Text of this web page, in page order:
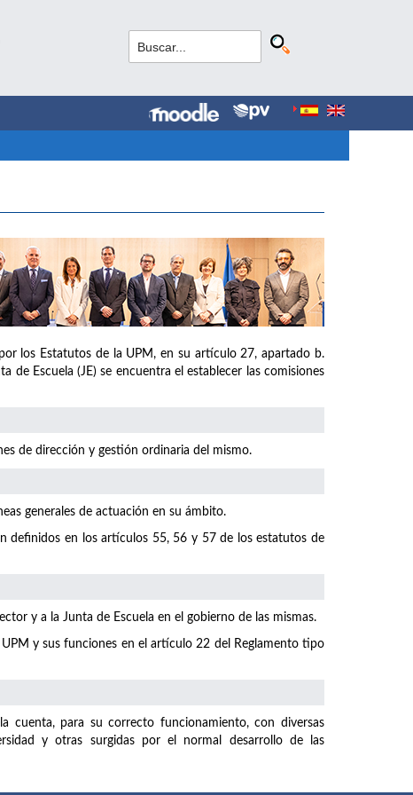
los Estatutos de la UPM, en su artículo 27, apartado b.
Escuela (JE) se encuentra el establecer las comisiones
de dirección y gestión ordinaria del mismo.
generales de actuación en su ámbito.
definidos en los artículos 55, 56 y 57 de los estatutos de
y a la Junta de Escuela en el gobierno de las mismas.
y sus funciones en el artículo 22 del Reglamento tipo
cuenta, para su correcto funcionamiento, con diversas
y otras surgidas por el normal desarrollo de las